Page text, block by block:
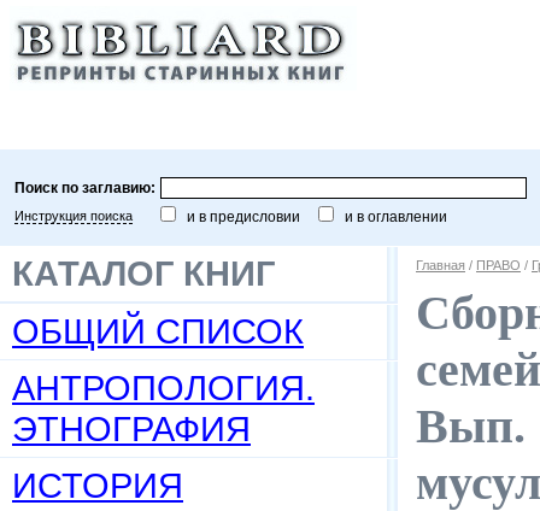
Поиск по заглавию:
Инструкция поиска и в предисловии и в оглавлении
КАТАЛОГ КНИГ
ОБЩИЙ СПИСОК
АНТРОПОЛОГИЯ.
ЭТНОГРАФИЯ
ИСТОРИЯ
Главная / ПРАВО /
Вып.